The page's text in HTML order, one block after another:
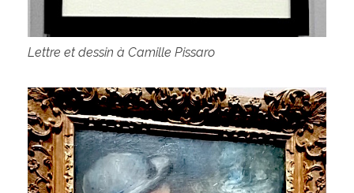
Lettre et dessin à Camille Pissaro